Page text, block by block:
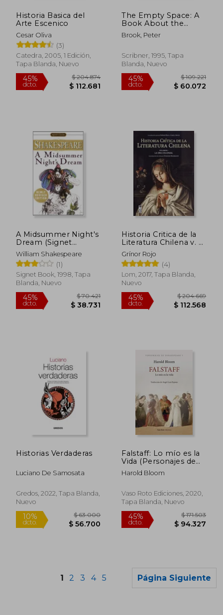
45%
dcto.
45%
dcto.
30% $ 90.000 45%
Historia Basica del
Arte Escenico
Cesar Oliva
(3)
Catedra, 2005, 1 Edición,
Tapa Blanda, Nuevo
The Empty Space: A
Book About the
Theatre: Deadly, Holy,
Rough, Immediate
Brook, Peter
Scribner, 1995, Tapa
Blanda, Nuevo
A Midsummer Night's
Dream (Signet
Classics) (en Inglés)
William Shakespeare
(1)
Signet Book, 1998, Tapa
Blanda, Nuevo
Historia Critica de la
Literatura Chilena v. 1
la era Colonial
Grínor Rojo
(4)
Lom, 2017, Tapa Blanda,
Nuevo
Historias Verdaderas
Luciano De Samosata
Gredos, 2022, Tapa Blanda,
Nuevo
Falstaff: Lo mío es la
Vida (Personajes de
Shakespeare)
Harold Bloom
Vaso Roto Ediciones, 2020,
Tapa Blanda, Nuevo
1 2 3 4 5 Página Siguiente